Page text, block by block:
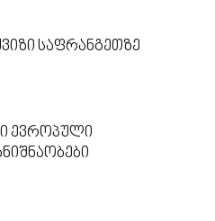
საფრანგეთზე
ევროპული